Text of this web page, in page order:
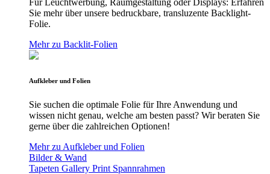
Sie mehr über unsere bedruckbare, transluzente Backlight-
Folie.
Mehr zu Backlit-Folien
Aufkleber und Folien
Sie suchen die optimale Folie für Ihre Anwendung und
wissen nicht genau, welche am besten passt? Wir beraten Sie
gerne über die zahlreichen Optionen!
Mehr zu Aufkleber und Folien
Bilder & Wand
Tapeten Gallery Print Spannrahmen